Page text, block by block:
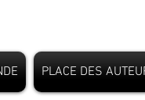
PLACE DES